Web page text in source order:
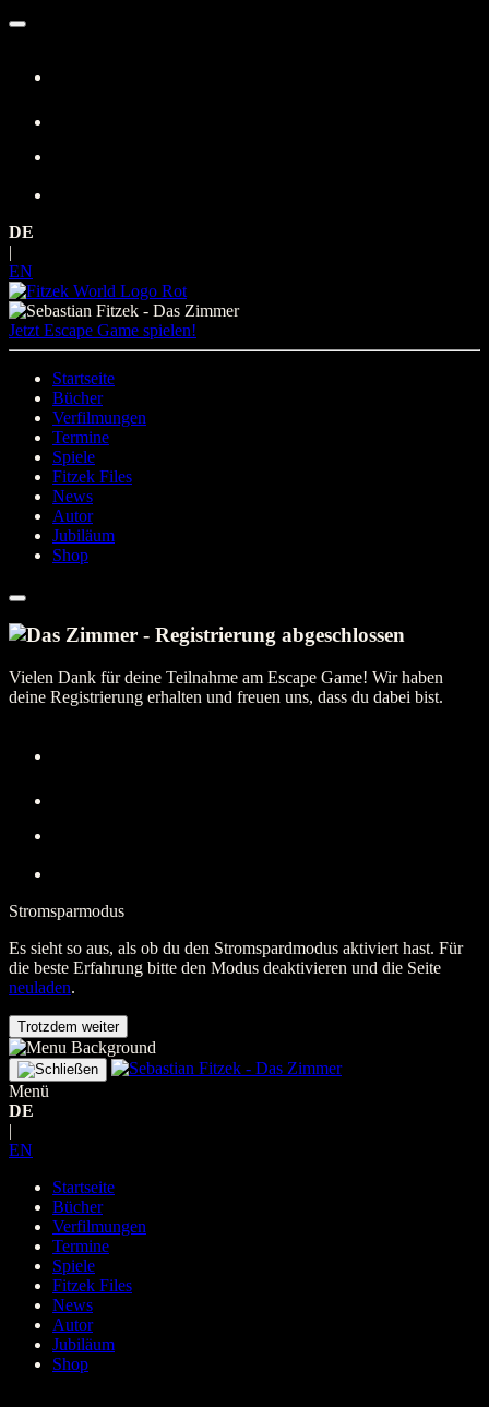
Zum
DE
EN
Jetzt Escape Game spielen!
Startseite
Bücher
Verfilmungen
Termine
Spiele
Fitzek Files
News
Autor
Jubiläum
Shop
Vielen Dank für deine Teilnahme am Escape Game! Wir haben
deine Registrierung erhalten und freuen uns, dass du dabei bist.
Stromsparmodus
Es sieht so aus, als ob du den Stromspardmodus aktiviert hast. Für
die beste Erfahrung bitte den Modus deaktivieren und die Seite
neuladen.
Trotzdem weiter
Menü
DE
|
EN
Startseite
Bücher
Verfilmungen
Termine
Spiele
Fitzek Files
News
Autor
Jubiläum
Shop